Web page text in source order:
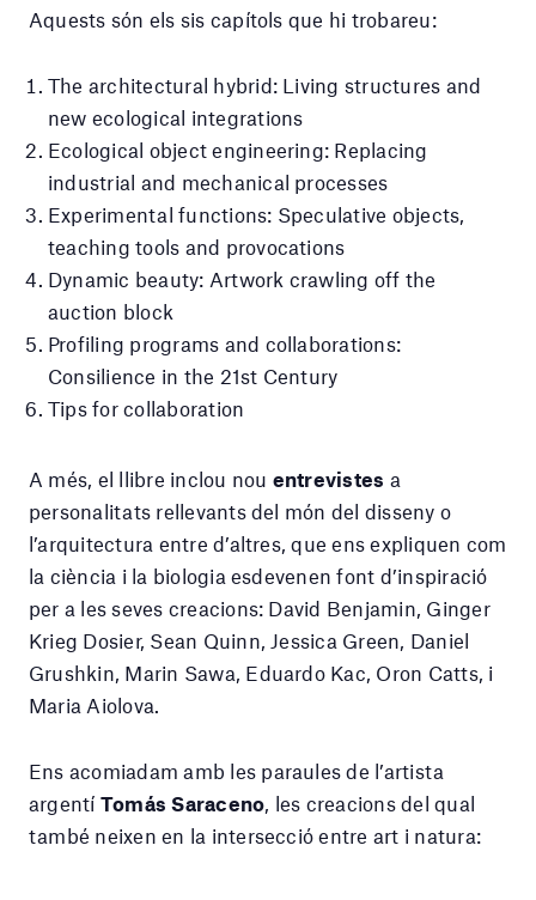
Aquests són els sis capítols que hi trobareu:
The architectural hybrid: Living structures and
new ecological integrations
Ecological object engineering: Replacing
industrial and mechanical processes
Experimental functions: Speculative objects,
teaching tools and provocations
Dynamic beauty: Artwork crawling off the
auction block
Profiling programs and collaborations:
Consilience in the 21st Century
Tips for collaboration
A més, el llibre inclou nou entrevistes a
personalitats rellevants del món del disseny o
l’arquitectura entre d’altres, que ens expliquen com
la ciència i la biologia esdevenen font d’inspiració
per a les seves creacions: David Benjamin, Ginger
Krieg Dosier, Sean Quinn, Jessica Green, Daniel
Grushkin, Marin Sawa, Eduardo Kac, Oron Catts, i
Maria Aiolova.
Ens acomiadam amb les paraules de l’artista
argentí Tomás Saraceno , les creacions del qual
també neixen en la intersecció entre art i natura: